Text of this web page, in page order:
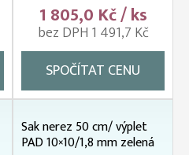
1 805,0 Kč / ks
bez DPH 1 491,7 Kč
SPOČÍTAT CENU
Sak nerez 50 cm/ výplet
PAD 10×10/1,8 mm zelená